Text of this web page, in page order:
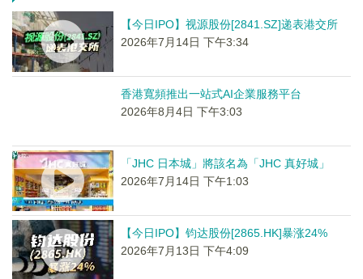
【今日IPO】视源股份[2841.SZ]递表港交所
2026年7月14日 下午3:34
香港寬頻推出一站式AI企業服務平台
2026年8月4日 下午3:03
「JHC 日本城」將該名為「JHC 真好城」
2026年7月14日 下午1:03
【今日IPO】钧达股份[2865.HK]暴涨24%
2026年7月13日 下午4:09